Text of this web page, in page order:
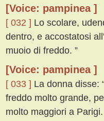
[Voice: pampinea ]
[ 032 ] Lo scolare,
dentro, e accostatosi
muoio di freddo. ”
[Voice: pampinea ]
[ 033 ] La donna disse:
freddo molto grande,
molto maggiori a